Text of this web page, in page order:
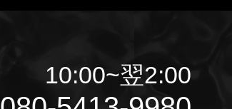
10:00~翌2:00